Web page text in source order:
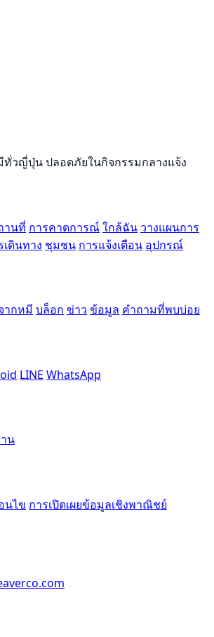
วญี่ปุ่น ปลอดภัยในกิจกรรมกลางแจ้ง
านที่ การคาดการณ์ใกล้ฉัน วางแผนการ
เดินทาง ชุมชน การแจ้งเตือน อุปกรณ์
ากหมี บล็อก ข่าว ข้อมูล คำถามที่พบบ่อย
LINE WhatsApp
น
นไข การเปิดเผยข้อมูลเชิงพาณิชย์